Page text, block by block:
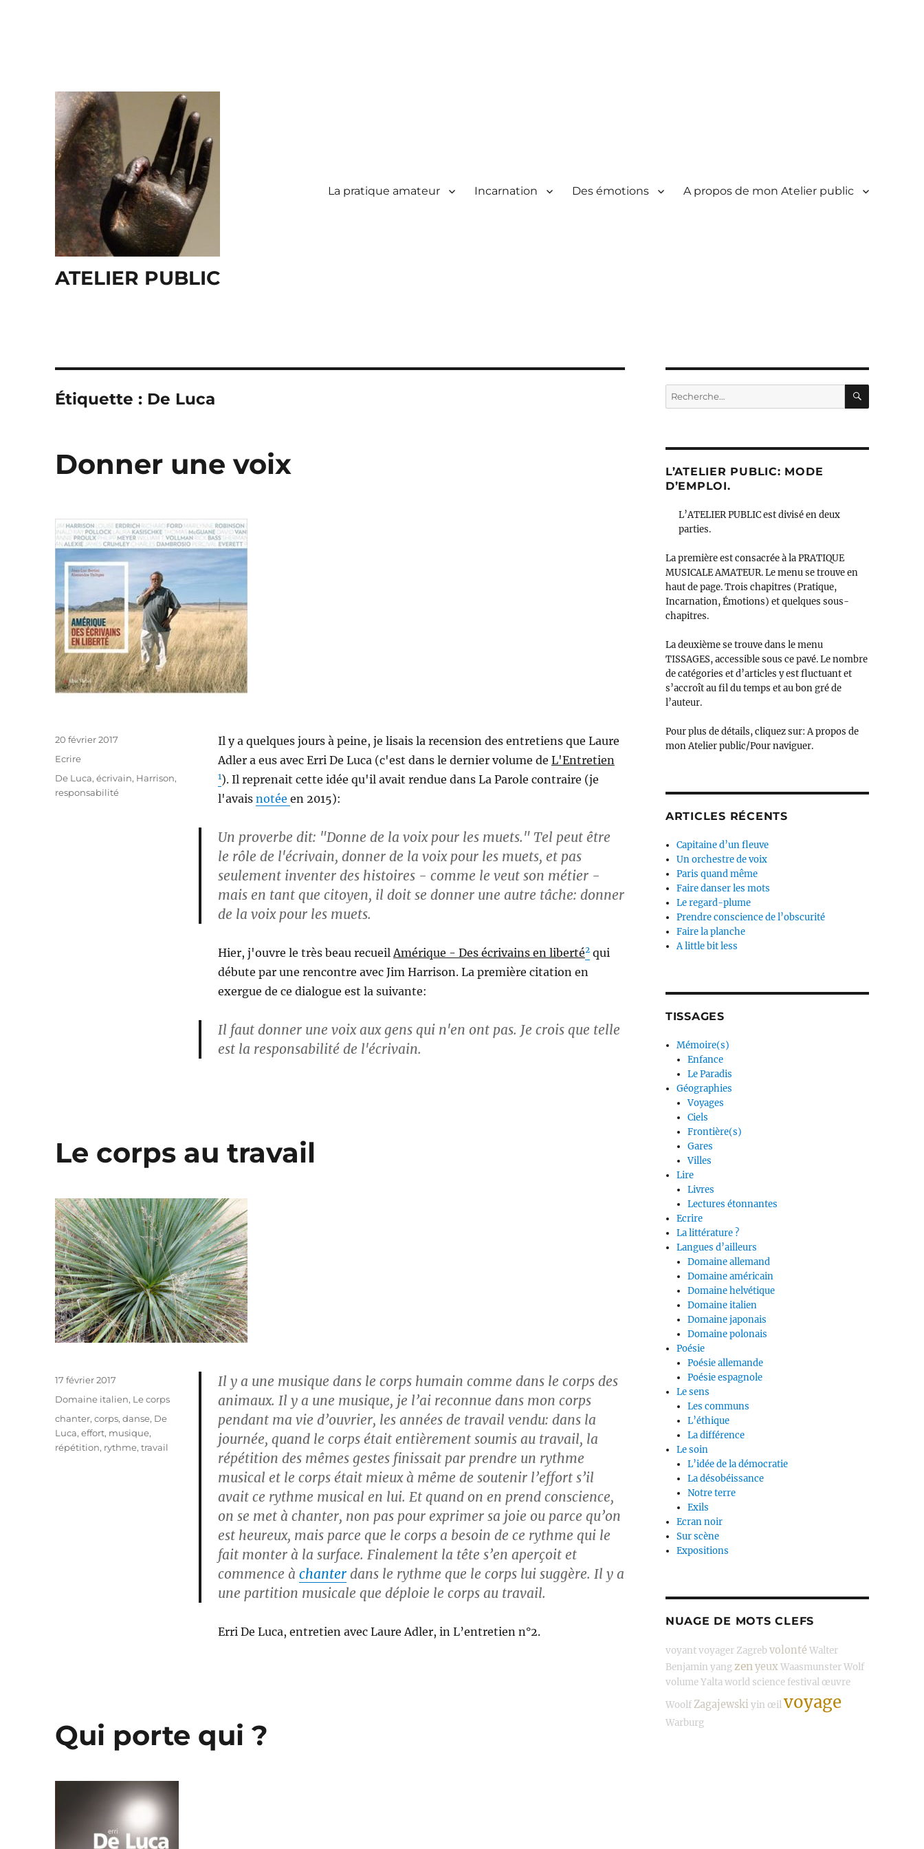
ATELIER PUBLIC
La pratique amateur Incarnation Des émotions A propos de mon Atelier public
Étiquette : De Luca
Donner une voix
Il y a quelques jours à peine, je lisais la recension des entretiens que Laure
Adler a eus avec Erri De Luca (c'est dans le dernier volume de L'Entretien
1). Il reprenait cette idée qu'il avait rendue dans La Parole contraire (je
l'avais notée en 2015):
Un proverbe dit: "Donne de la voix pour les muets." Tel peut être
le rôle de l'écrivain, donner de la voix pour les muets, et pas
seulement inventer des histoires - comme le veut son métier -
mais en tant que citoyen, il doit se donner une autre tâche: donner
de la voix pour les muets.
Hier, j'ouvre le très beau recueilAmérique - Des écrivains en liberté2qui
débute par une rencontre avec Jim Harrison. La première citation en
exergue de ce dialogue est la suivante:
Il faut donner une voix aux gens qui n'en ont pas. Je crois que telle
est la responsabilité de l'écrivain.
Publié
20 février 2017
Catégories
Ecrire
Étiquettes
De Luca,écrivain, Harrison,
responsabilité
Le corps au travail
Il y a une musique dans le corps humain comme dans le corps des
animaux. Il y a une musique, je l’ai reconnue dans mon corps
pendant ma vie d’ouvrier, les années de travail vendu: dans la
journée, quand le corps était entièrement soumis au travail, la
répétition des mêmes gestes finissait par prendre un rythme
musical et le corps était mieux à même de soutenir l’effort s’il
avait ce rythme musical en lui. Et quand on en prend conscience,
on se met à chanter, non pas pour exprimer sa joie ou parce qu’on
est heureux, mais parce que le corps a besoin de ce rythme qui le
fait monter à la surface. Finalement la tête s’en aperçoit et
commence à chanterdans le rythme que le corps lui suggère. Il y a
une partition musicale que déploie le corps au travail.
Erri De Luca, entretien avec Laure Adler, in L’entretien n°2.
Publié
17 février 2017
Catégories
Domaine italien, Le corps
Étiquettes
chanter,corps,danse, De
Luca,effort, musique,
répétition, rythme,travail
Qui porte qui ?
Recherche
pour :
L’ATELIER PUBLIC: MODE
D’EMPLOI.
L’ATELIER PUBLIC est divisé en deux
parties.
La première est consacrée à la PRATIQUE
MUSICALE AMATEUR. Le menu se trouve en
haut de page. Trois chapitres (Pratique,
Incarnation, Émotions) et quelques sous-
chapitres.
La deuxième se trouve dans le menu
TISSAGES, accessible sous ce pavé. Le nombre
de catégories et d’articles y est fluctuant et
s’accroît au fil du temps et au bon gré de
l’auteur.
Pour plus de détails, cliquez sur: A propos de
mon Atelier public/Pour naviguer.
ARTICLES RÉCENTS
Capitaine d’un fleuve
Un orchestre de voix
Paris quand même
Faire danser les mots
Le regard-plume
Prendre conscience de l’obscurité
Faire la planche
A little bit less
TISSAGES
Mémoire(s)
Enfance
Le Paradis
Géographies
Voyages
Ciels
Frontière(s)
Gares
Villes
Lire
Livres
Lectures étonnantes
Ecrire
La littérature ?
Langues d’ailleurs
Domaine allemand
Domaine américain
Domaine helvétique
Domaine italien
Domaine japonais
Domaine polonais
Poésie
Poésie allemande
Poésie espagnole
Le sens
Les communs
L’éthique
La différence
Le soin
L’idée de la démocratie
La désobéissance
Notre terre
Exils
Ecran noir
Sur scène
Expositions
NUAGE DE MOTS CLEFS
voyantvoyager Zagrebvolonté Walter
Benjamin yangzenyeuxWaasmunsterWolf
volumeYaltaworld science festival œuvre
WoolfZagajewskiyin œilvoyage
Warburg